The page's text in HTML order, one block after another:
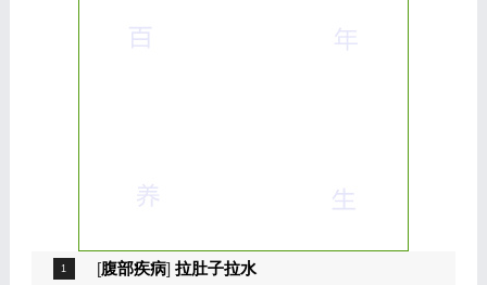
[腹部疾病] 拉肚子拉水